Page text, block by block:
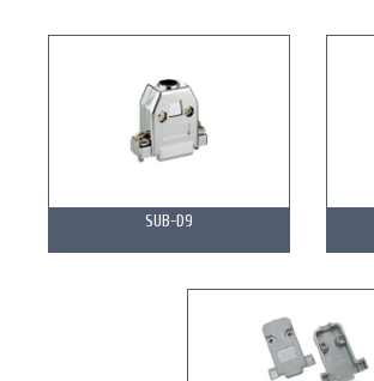
SUB-D9